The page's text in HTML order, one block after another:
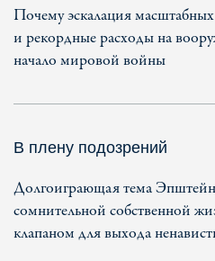
Почему эскалация
и рекордные расходы на
начало мировой войны
В плену подозрений
Долгоиграющая тема
сомнительной собственной
клапаном для выхода